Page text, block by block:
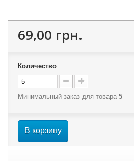
69,00 грн.
Количество
Минимальный заказ для товара 5
В корзину